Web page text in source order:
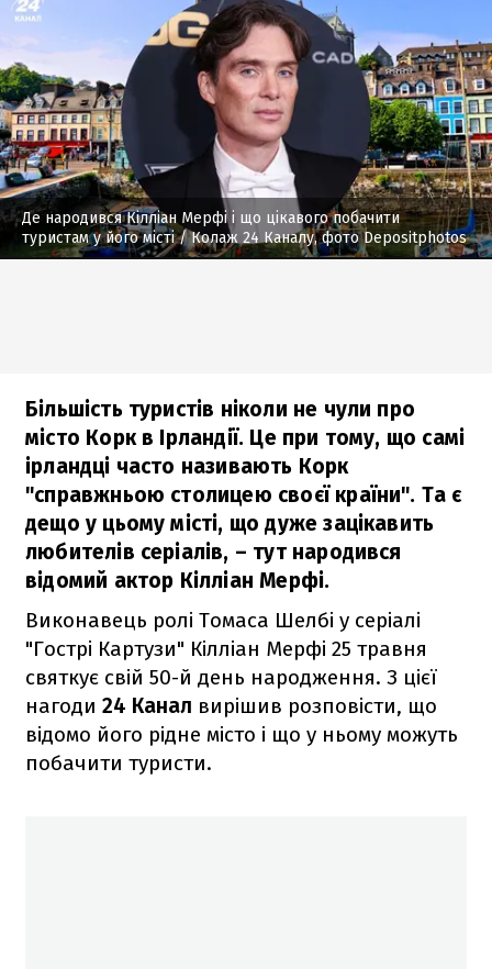
Де народився Кілліан Мерфі і що цікавого побачити
туристам у його місті/ Колаж 24 Каналу, фото Depositphotos
Більшість туристів ніколи не чули про
місто Корк в Ірландії. Це при тому, що самі
ірландці часто називають Корк
"справжньою столицею своєї країни". Та є
дещо у цьому місті, що дуже зацікавить
любителів серіалів, – тут народився
відомий актор Кілліан Мерфі.
Виконавець ролі Томаса Шелбі у серіалі
"Гострі Картузи" Кілліан Мерфі 25 травня
святкує свій 50-й день народження. З цієї
нагоди 24 Канал вирішив розповісти, що
відомо його рідне місто і що у ньому можуть
побачити туристи.